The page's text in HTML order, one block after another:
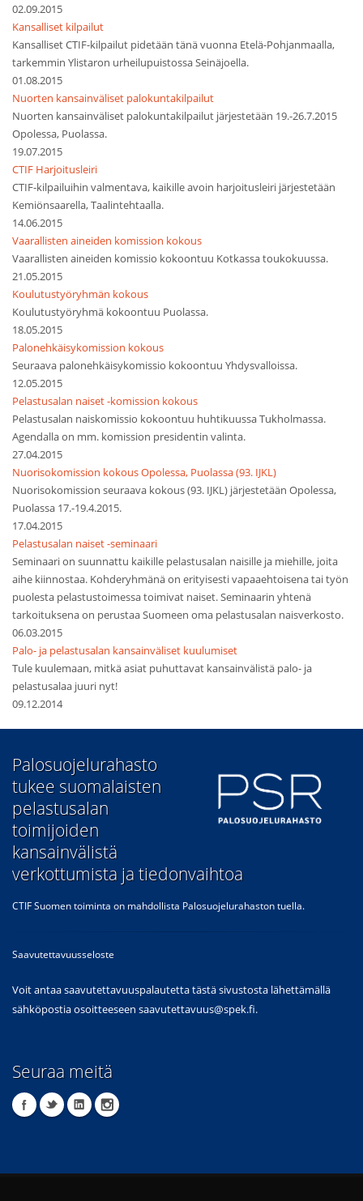
02.09.2015
Kansalliset kilpailut
Kansalliset CTIF-kilpailut pidetään tänä vuonna Etelä-Pohjanmaalla,
tarkemmin Ylistaron urheilupuistossa Seinäjoella.
01.08.2015
Nuorten kansainväliset palokuntakilpailut
Nuorten kansainväliset palokuntakilpailut järjestetään 19.-26.7.2015
Opolessa, Puolassa.
19.07.2015
CTIF Harjoitusleiri
CTIF-kilpailuihin valmentava, kaikille avoin harjoitusleiri järjestetään
Kemiönsaarella, Taalintehtaalla.
14.06.2015
Vaarallisten aineiden komission kokous
Vaarallisten aineiden komissio kokoontuu Kotkassa toukokuussa.
21.05.2015
Koulutustyöryhmän kokous
Koulutustyöryhmä kokoontuu Puolassa.
18.05.2015
Palonehkäisykomission kokous
Seuraava palonehkäisykomissio kokoontuu Yhdysvalloissa.
12.05.2015
Pelastusalan naiset -komission kokous
Pelastusalan naiskomissio kokoontuu huhtikuussa Tukholmassa.
Agendalla on mm. komission presidentin valinta.
27.04.2015
Nuorisokomission kokous Opolessa, Puolassa (93. IJKL)
Nuorisokomission seuraava kokous (93. IJKL) järjestetään Opolessa,
Puolassa 17.-19.4.2015.
17.04.2015
Pelastusalan naiset -seminaari
Seminaari on suunnattu kaikille pelastusalan naisille ja miehille, joita
aihe kiinnostaa. Kohderyhmänä on erityisesti vapaaehtoisena tai työn
puolesta pelastustoimessa toimivat naiset. Seminaarin yhtenä
tarkoituksena on perustaa Suomeen oma pelastusalan naisverkosto.
06.03.2015
Palo- ja pelastusalan kansainväliset kuulumiset
Tule kuulemaan, mitkä asiat puhuttavat kansainvälistä palo- ja
pelastusalaa juuri nyt!
09.12.2014
​Palosuojelurahasto
tukee suomalaisten
pelastusalan
toimijoiden
kansainvälistä
verkottumista ja tiedonvaihtoa
CTIF Suomen toiminta on mahdollista Palosuojelurahaston tuella.
Saavutettavuusseloste
Voit antaa saavutettavuuspalautetta tästä sivustosta lähettämällä
sähköpostia osoitteeseen saavutettavuus@spek.fi.
Seuraa meitä